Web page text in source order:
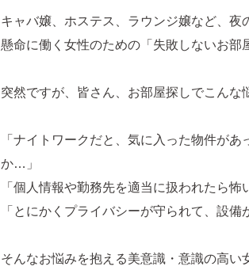
キャバ嬢、ホステス、ラウンジ嬢など、
懸命に働く女性のための「失敗しないお部
突然ですが、皆さん、お部屋探しでこんな
「ナイトワークだと、気に入った物件が
か…」
「個人情報や勤務先を適当に扱われたら怖
「とにかくプライバシーが守られて、設備
そんなお悩みを抱える美意識・意識の高